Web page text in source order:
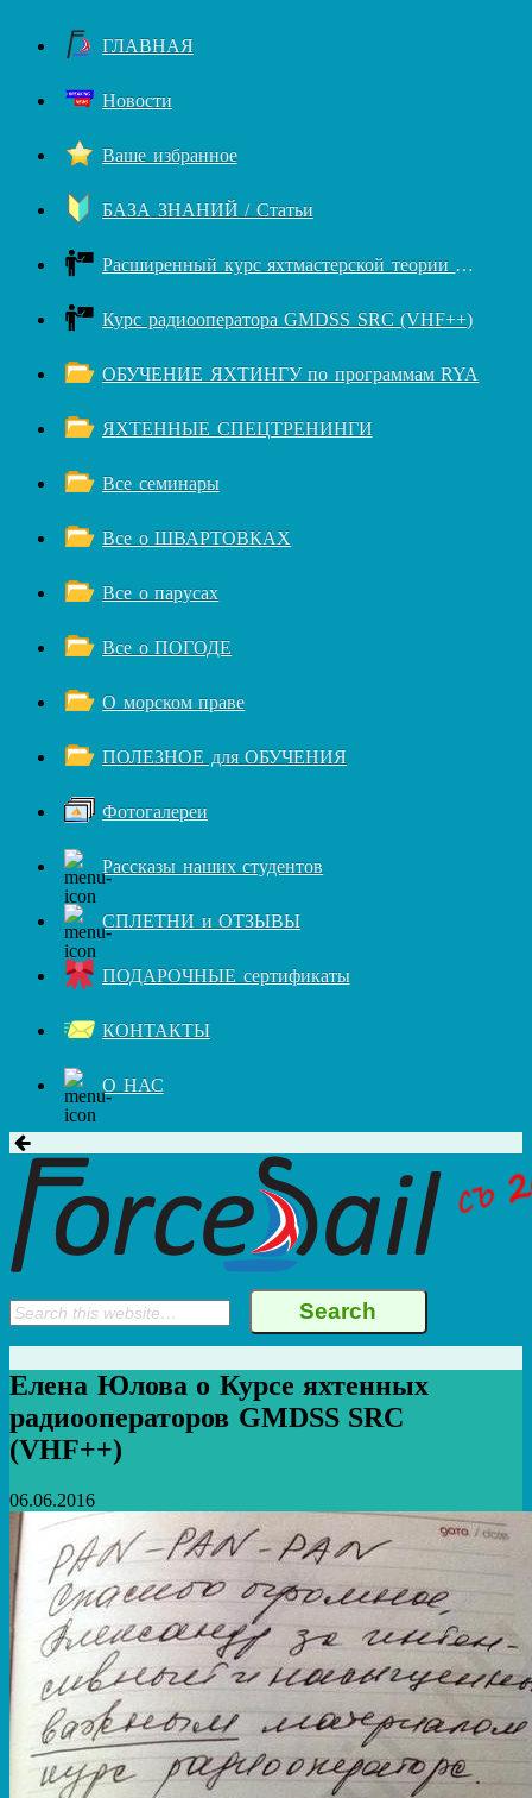
ГЛАВНАЯ
Новости
Ваше избранное
БАЗА ЗНАНИЙ / Статьи
Расширенный курс яхтмастерской теории RYA++
Курс радиооператора GMDSS SRC (VHF++)
ОБУЧЕНИЕ ЯХТИНГУ по программам RYA
ЯХТЕННЫЕ СПЕЦТРЕНИНГИ
Все семинары
Все о ШВАРТОВКАХ
Все о парусах
Все о ПОГОДЕ
О морском праве
ПОЛЕЗНОЕ для ОБУЧЕНИЯ
Фотогалереи
Рассказы наших студентов
СПЛЕТНИ и ОТЗЫВЫ
ПОДАРОЧНЫЕ сертификаты
КОНТАКТЫ
О НАС
Елена Юлова о Курсе яхтенных
радиооператоров GMDSS SRC
(VHF++)
06.06.2016